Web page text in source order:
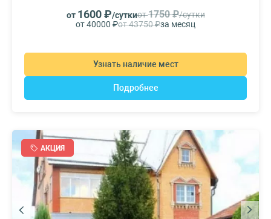
от 1600 ₽/суткиот1750 ₽/сутки
от 40000 ₽от 43750 ₽за месяц
Узнать наличие мест
Подробнее
АКЦИЯ